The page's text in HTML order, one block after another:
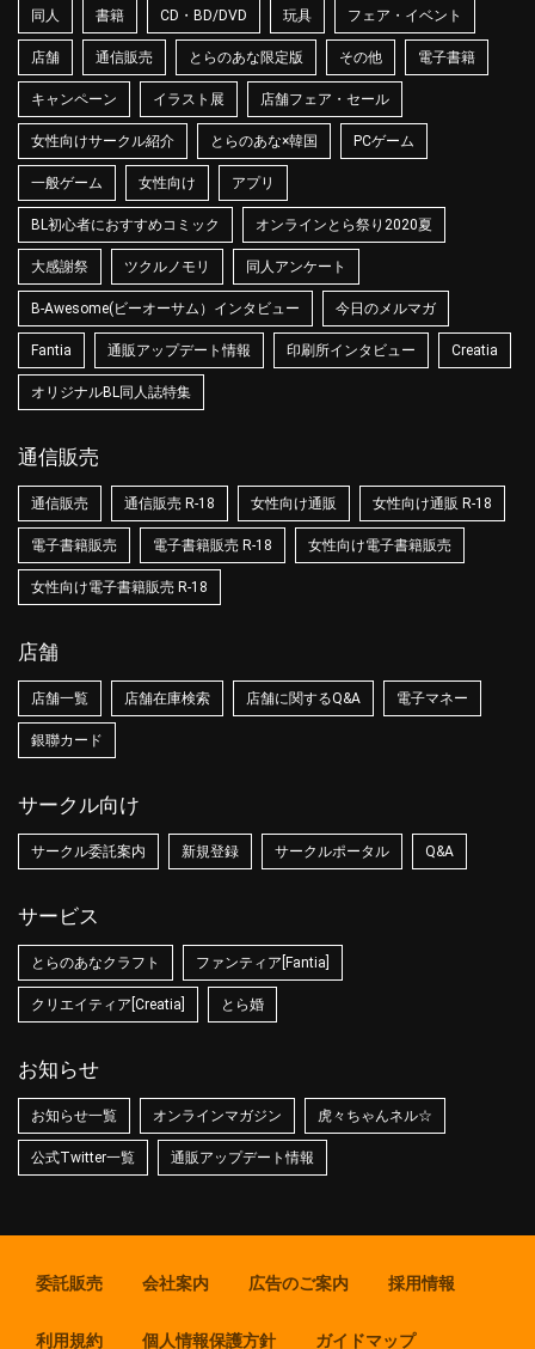
同人 書籍 CD・BD/DVD 玩具 フェア・イベント
店舗 通信販売 とらのあな限定版 その他 電子書籍
キャンペーン イラスト展 店舗フェア・セール
女性向けサークル紹介 とらのあな×韓国 PCゲーム
一般ゲーム 女性向け アプリ
BL初心者におすすめコミック オンラインとら祭り2020夏
大感謝祭 ツクルノモリ 同人アンケート
B-Awesome(ビーオーサム）インタビュー 今日のメルマガ
Fantia 通販アップデート情報 印刷所インタビュー Creatia
オリジナルBL同人誌特集
通信販売
通信販売 通信販売 R-18 女性向け通販 女性向け通販 R-18
電子書籍販売 電子書籍販売 R-18 女性向け電子書籍販売
女性向け電子書籍販売 R-18
店舗
店舗一覧 店舗在庫検索 店舗に関するQ&A 電子マネー
銀聯カード
サークル向け
サークル委託案内 新規登録 サークルポータル Q&A
サービス
とらのあなクラフト ファンティア[Fantia]
クリエイティア[Creatia] とら婚
お知らせ
お知らせ一覧 オンラインマガジン 虎々ちゃんネル☆
公式Twitter一覧 通販アップデート情報
委託販売 会社案内 広告のご案内 採用情報
利用規約 個人情報保護方針 ガイドマップ